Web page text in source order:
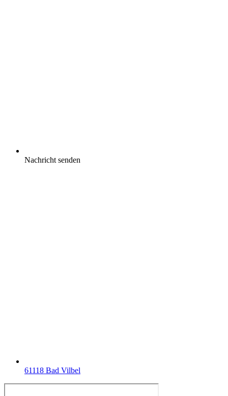
Nachricht senden
61118 Bad Vilbel